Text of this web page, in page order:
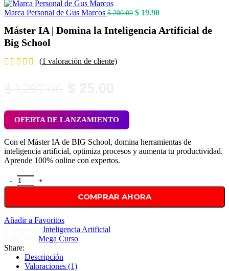
era:
Marca Personal de Gus Marcos $200.00 El
original
$ 19.90El
actual
Máster IA | Domina la Inteligencia Artificial de
Big School
(1 valoración de cliente)
original
era:
$ 1,297.00.
actual
es:
$ 25.00.
OFERTA DE LANZAMIENTO
Con el Máster IA de BIG School, domina herramientas de
inteligencia artificial, optimiza procesos y aumenta tu productividad.
Aprende 100% online con expertos.
Máster IA | Domina la Inteligencia Artificial de Big School cantidad
COMPRAR AHORA
Añadir a Favoritos
Inteligencia Artificial
Mega Curso
Share:
Descripción
Valoraciones (1)